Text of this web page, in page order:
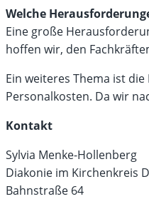
Welche
Eine große
hoffen wir, den
Ein weiteres Thema ist
Personalkosten. Da wir
Kontakt
Sylvia Menke-Hollenberg
Diakonie im Kirchenkreis
Bahnstraße 64